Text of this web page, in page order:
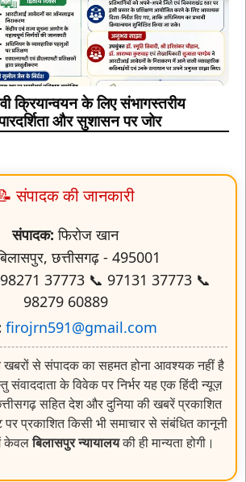
क्रियान्वयन के लिए संभागस्तरीय
और सुशासन पर जोर
संपादक की जानकारी
संपादक: फिरोज खान
छत्तीसगढ़ - 495001
37773 📞 97131 37773 📞
98279 60889
firojrn591@gmail.com
खबरों से संपादक का सहमत होना आवश्यक नहीं है
संवाददाता के विवेक पर निर्भर यह एक हिंदी न्यूज़
सहित देश और दुनिया की खबरें प्रकाशित
प्रकाशित किसी भी समाचार से संबंधित कानूनी
केवलबिलासपुर न्यायालयकी ही मान्यता होगी।